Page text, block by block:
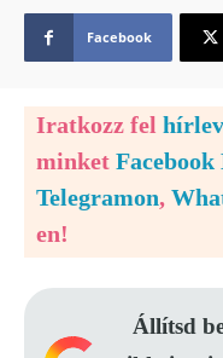
Facebook
Iratkozz fel
minket Facebook
Telegramon,
en!
Állítsd